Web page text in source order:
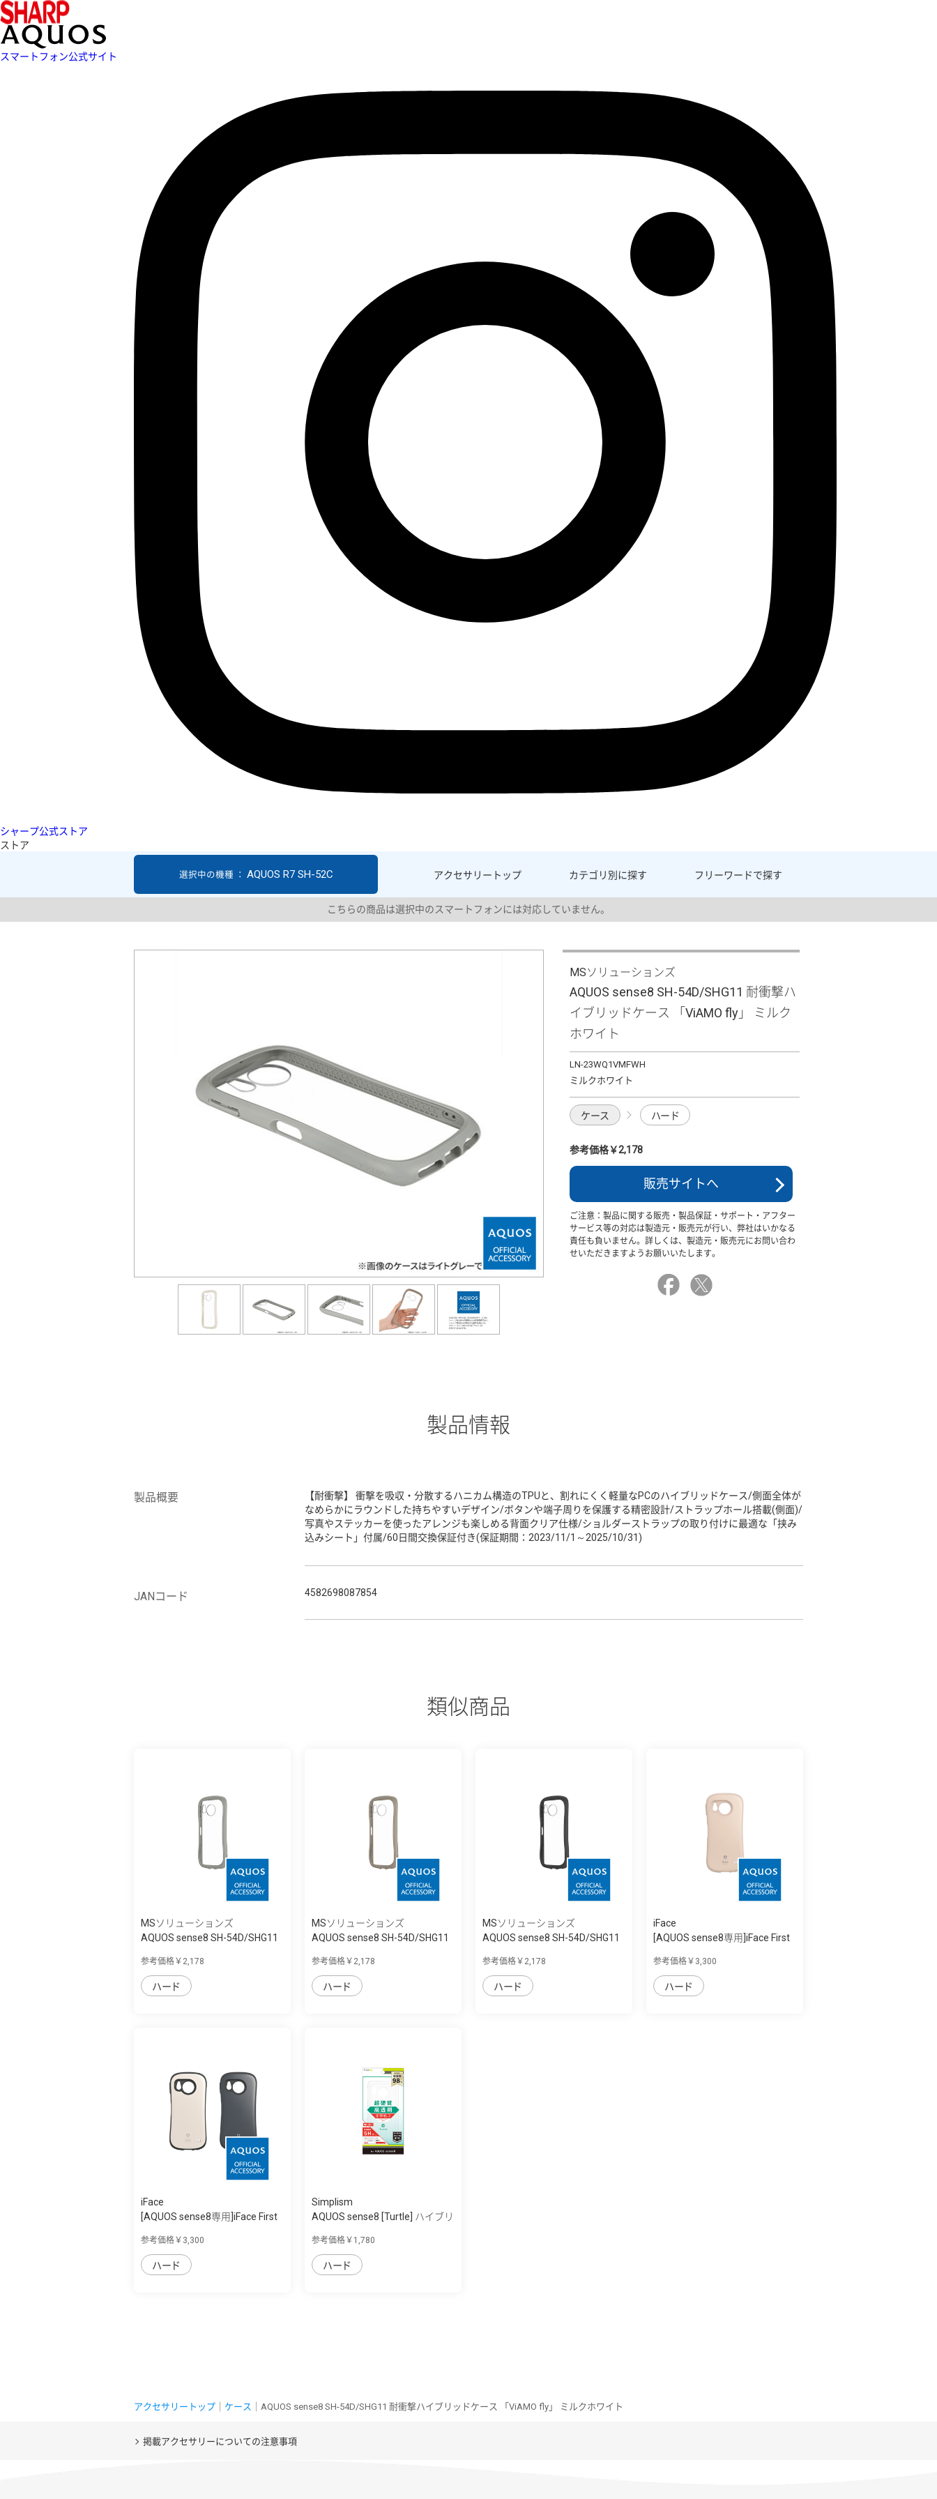
スマートフォン公式サイト
シャープ公式ストア
ストア
アクセサリー トップ カテゴリ別に探す フリーワードで探す
選択中の機種 ： AQUOS R7 SH-52C
こちらの商品は選択中のスマートフォンには対応していません。
MSソリューションズ
AQUOS sense8 SH-54D/SHG11 耐衝撃ハ
イブリッドケース 「ViAMO fly」 ミルク
ホワイト
LN-23WQ1VMFWH
ミルクホワイト
ケース ハード
参考価格￥2,178
販売サイトへ
ご注意：製品に関する販売・製品保証・サポート・アフター
サービス等の対応は製造元・販売元が行い、弊社はいかなる
責任も負いません。詳しくは、製造元・販売元にお問い合わ
せいただきますようお願いいたします。
製品情報
製品概要
【耐衝撃】 衝撃を吸収・分散するハニカム構造のTPUと、割れにくく軽量なPCのハイブリッドケース/側面全体が
なめらかにラウンドした持ちやすいデザイン/ボタンや端子周りを保護する精密設計/ストラップホール搭載(側面)/
写真やステッカーを使ったアレンジも楽しめる背面クリア仕様/ショルダーストラップの取り付けに最適な「挟み
込みシート」付属/60日間交換保証付き(保証期間：2023/11/1～2025/10/31)
JANコード 4582698087854
類似商品
MSソリューションズ
AQUOS sense8 SH-54D/SHG11
参考価格￥2,178
ハード
MSソリューションズ
AQUOS sense8 SH-54D/SHG11
参考価格￥2,178
ハード
MSソリューションズ
AQUOS sense8 SH-54D/SHG11
参考価格￥2,178
ハード
iFace
[AQUOS sense8専用]iFace First
参考価格￥3,300
ハード
iFace
[AQUOS sense8専用]iFace First
参考価格￥3,300
ハード
Simplism
AQUOS sense8 [Turtle] ハイブリ
参考価格￥1,780
ハード
アクセサリートップ ケース ｜AQUOS sense8 SH-54D/SHG11 耐衝撃ハイブリッドケース 「ViAMO fly」 ミルクホワイト
掲載アクセサリーについての注意事項